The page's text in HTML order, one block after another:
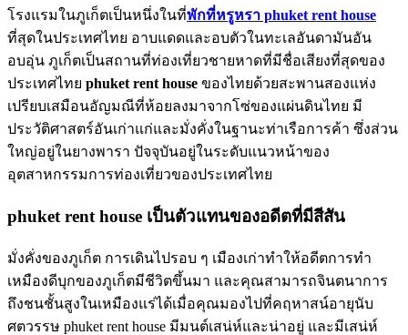
โรงแรมในภูเก็ตเป็นหนึ่งในที่พักที่หรูหรา phuket rent house
ที่สุดในประเทศไทย อาบแดดและอบตัวในทะเลอันดามันอัน
อบอุ่น ภูเก็ตเป็นสถานที่ท่องเที่ยวชายหาดที่มีชื่อเสียงที่สุดของ
ประเทศไทย phuket rent house ของไทยด้วยสะพานสองแห่ง
เปรียบเสมือนอัญมณีที่ห้อยลงมาจากโซ่ของแผ่นดินไทย มี
ประวัติศาสตร์อันเก่าแก่และมั่งคั่งในฐานะท่าเรือการค้า ซึ่งส่วน
ใหญ่อยู่ในยางพารา ปัจจุบันอยู่ในระดับแนวหน้าของ
อุตสาหกรรมการท่องเที่ยวของประเทศไทย
phuket rent house เป็นตัวแทนของอดีตที่มีสีสัน
มั่งคั่งของภูเก็ต การเดินไปรอบ ๆ เมืองเก่าทำให้อดีตการทำ
เหมืองดีบุกของภูเก็ตมีชีวิตขึ้นมา และคุณสามารถจินตนาการ
ถึงชนชั้นสูงในเหมืองแร่ได้เมื่อคุณมองไปที่คฤหาสน์อายุนับ
ศตวรรษ phuket rent house มีมนต์เสน่ห์และน่าอยู่ และมีเสน่ห์